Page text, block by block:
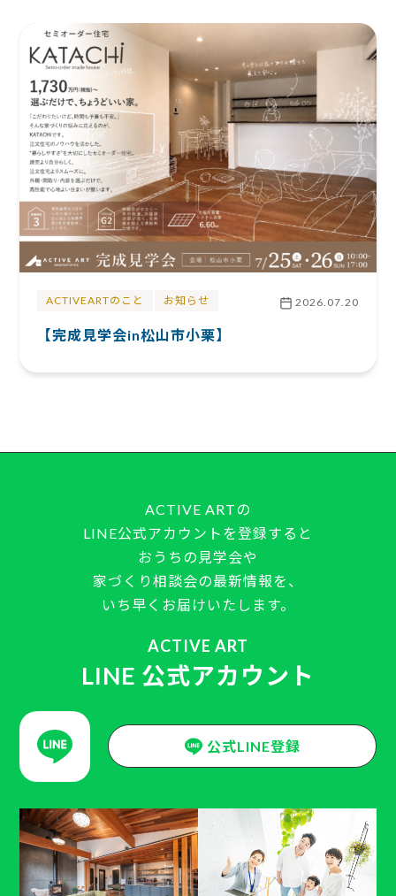
ACTIVEARTのこと お知らせ 2026.07.20
【完成見学会in松山市小栗】
ACTIVE ARTの
LINE公式アカウントを登録すると
おうちの見学会や
家づくり相談会の最新情報を、
いち早くお届けいたします。
ACTIVE ART
LINE 公式アカウント
公式LINE登録